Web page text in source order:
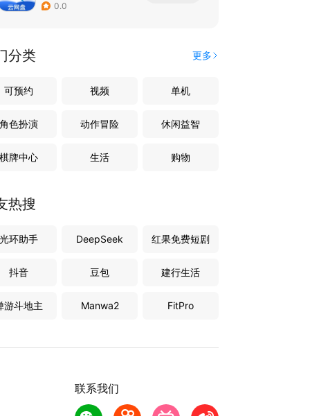
0.0
分类 更多
可预约 视频 单机
角色扮演 动作冒险 休闲益智
棋牌中心 生活 购物
热搜
光环助手 DeepSeek 红果免费短剧
抖音 豆包 建行生活
游斗地主 Manwa2 FitPro
联系我们